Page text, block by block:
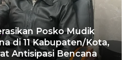
Posko Mudik
di 11 Kabupaten/Kota,
Antisipasi Bencana